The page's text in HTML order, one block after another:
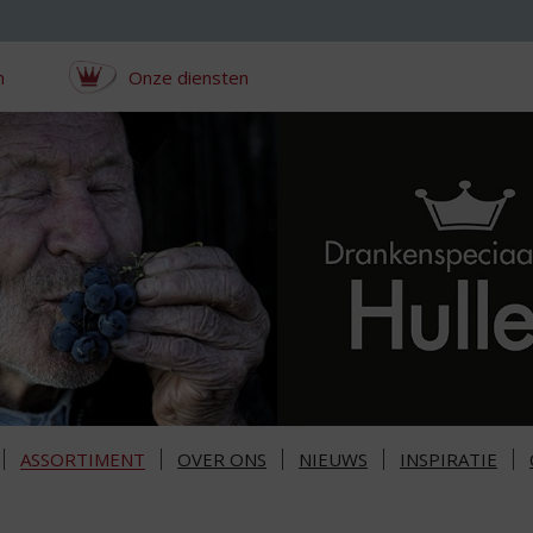
Onze diensten
ASSORTIMENT OVER ONS NIEUWS INSPIRATIE